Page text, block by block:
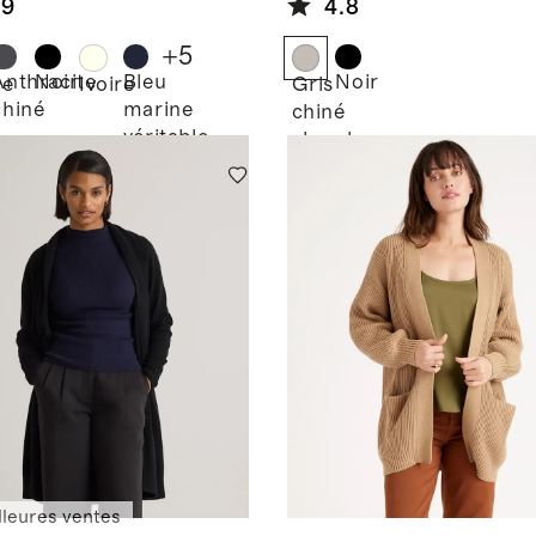
NoirIvoireBleu
marine
véritable
+5
100 %
4.8
Gris
chiné
chaud
Noir
ventes